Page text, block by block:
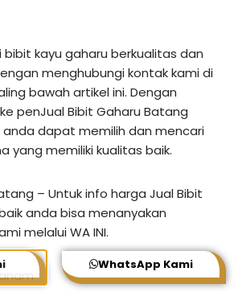
kayu gaharu berkualitas dan
menghubungi kontak kami di
bawah artikel ini. Dengan
penJual Bibit Gaharu Batang
dapat memilih dan mencari
yang memiliki kualitas baik.
– Untuk info harga Jual Bibit
anda bisa menanyakan
melalui WA INI.
WhatsApp Kami